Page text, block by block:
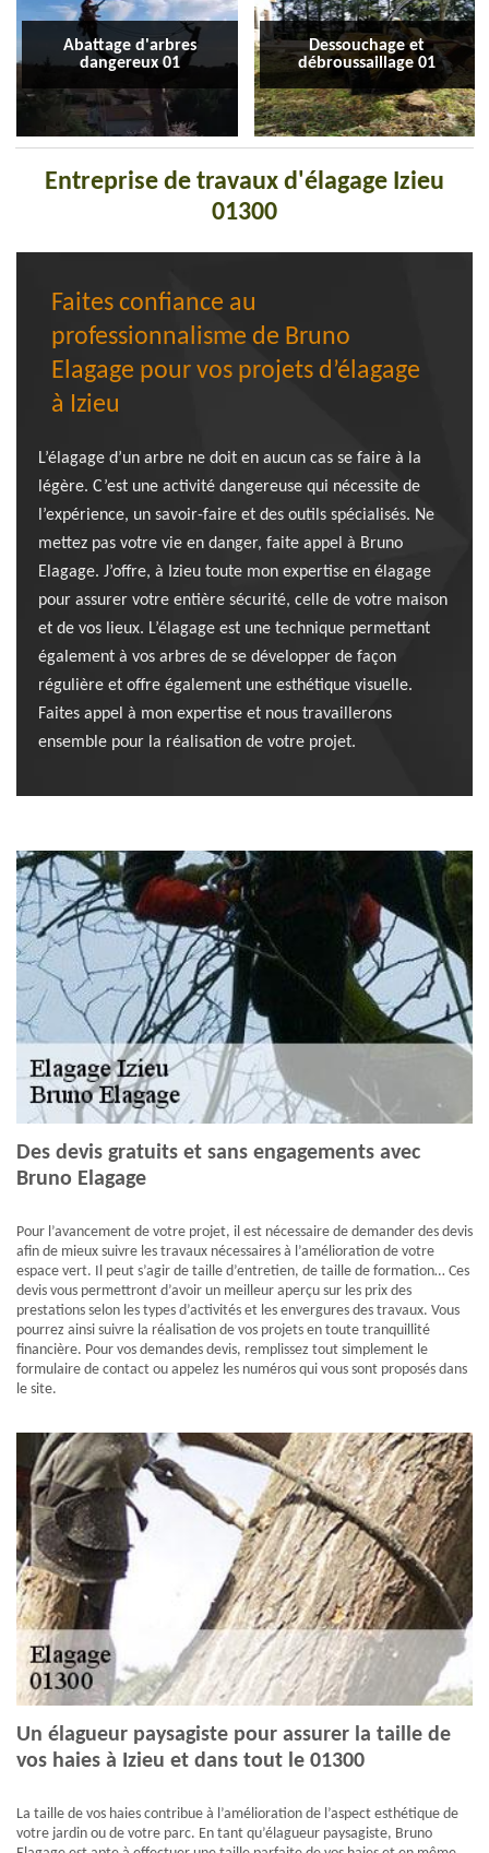
Abattage d'arbres
dangereux 01
Dessouchage et
débroussaillage 01
Entreprise de travaux d'élagage Izieu
01300
Faites confiance au
professionnalisme de Bruno
Elagage pour vos projets d’élagage
à Izieu
L’élagage d’un arbre ne doit en aucun cas se faire à la
légère. C’est une activité dangereuse qui nécessite de
l’expérience, un savoir-faire et des outils spécialisés. Ne
mettez pas votre vie en danger, faite appel à Bruno
Elagage. J’offre, à Izieu toute mon expertise en élagage
pour assurer votre entière sécurité, celle de votre maison
et de vos lieux. L’élagage est une technique permettant
également à vos arbres de se développer de façon
régulière et offre également une esthétique visuelle.
Faites appel à mon expertise et nous travaillerons
ensemble pour la réalisation de votre projet.
Des devis gratuits et sans engagements avec
Bruno Elagage
Pour l’avancement de votre projet, il est nécessaire de demander des devis
afin de mieux suivre les travaux nécessaires à l’amélioration de votre
espace vert. Il peut s’agir de taille d’entretien, de taille de formation… Ces
devis vous permettront d’avoir un meilleur aperçu sur les prix des
prestations selon les types d’activités et les envergures des travaux. Vous
pourrez ainsi suivre la réalisation de vos projets en toute tranquillité
financière. Pour vos demandes devis, remplissez tout simplement le
formulaire de contact ou appelez les numéros qui vous sont proposés dans
le site.
Un élagueur paysagiste pour assurer la taille de
vos haies à Izieu et dans tout le 01300
La taille de vos haies contribue à l’amélioration de l’aspect esthétique de
votre jardin ou de votre parc. En tant qu’élagueur paysagiste, Bruno